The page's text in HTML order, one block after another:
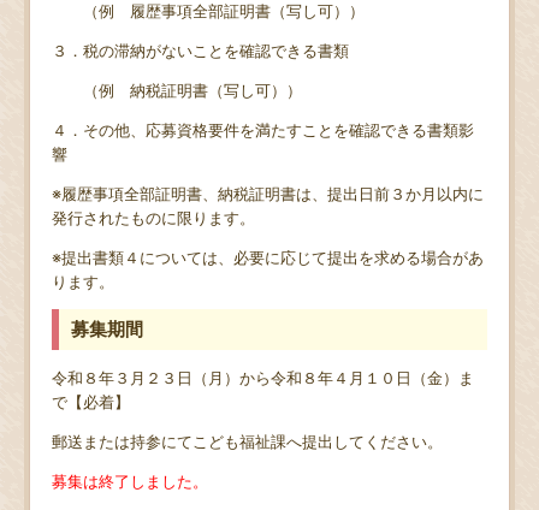
（例 履歴事項全部証明書（写し可））
３．税の滞納がないことを確認できる書類
（例 納税証明書（写し可））
４．その他、応募資格要件を満たすことを確認できる書類影
響
※履歴事項全部証明書、納税証明書は、提出日前３か月以内に
発行されたものに限ります。
※提出書類４については、必要に応じて提出を求める場合があ
ります。
募集期間
令和８年３月２３日（月）から令和８年４月１０日（金）ま
で【必着】
郵送または持参にてこども福祉課へ提出してください。
募集は終了しました。